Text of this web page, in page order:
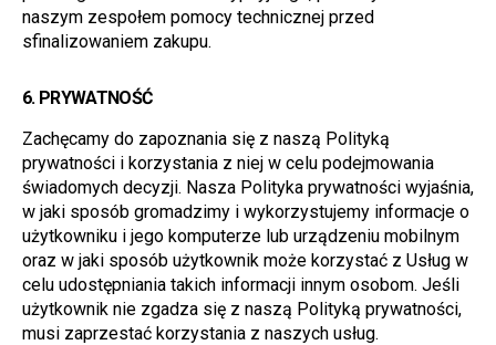
naszym zespołem pomocy technicznej przed
sfinalizowaniem zakupu.
6. PRYWATNOŚĆ
Zachęcamy do zapoznania się z naszą Polityką
prywatności i korzystania z niej w celu podejmowania
świadomych decyzji. Nasza Polityka prywatności wyjaśnia,
w jaki sposób gromadzimy i wykorzystujemy informacje o
użytkowniku i jego komputerze lub urządzeniu mobilnym
oraz w jaki sposób użytkownik może korzystać z Usług w
celu udostępniania takich informacji innym osobom. Jeśli
użytkownik nie zgadza się z naszą Polityką prywatności,
musi zaprzestać korzystania z naszych usług.